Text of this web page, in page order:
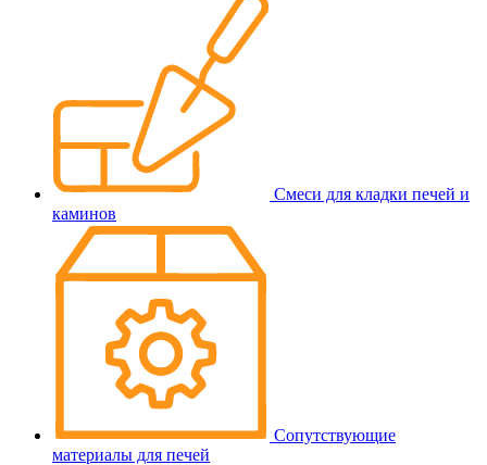
Смеси для кладки печей и
каминов
Сопутствующие
материалы для печей